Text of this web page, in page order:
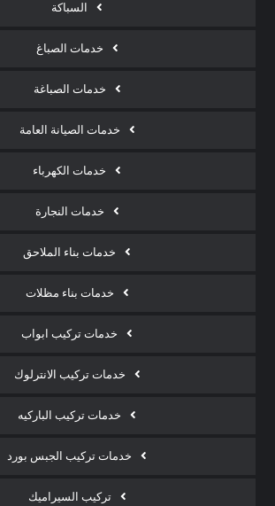
السباكة
خدمات الصباغ
خدمات الصباغة
خدمات الصيانة العامة
خدمات الكهرباء
خدمات النجارة
خدمات بناء الملاحق
خدمات بناء مظلات
خدمات تركيب ابواب
خدمات تركيب الانترلوك
خدمات تركيب الباركيه
خدمات تركيب الجبس بورد
تركيب السيراميك